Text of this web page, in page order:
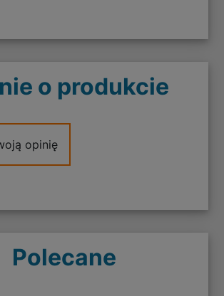
o produkcie
opinię
Polecane